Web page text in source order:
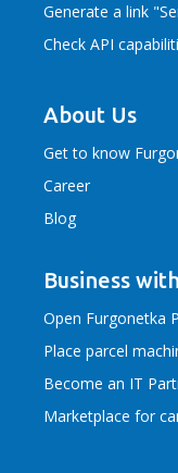
Generate a link
Check API
About Us
Get to know
Career
Blog
Business
Open Furgonetka
Place parcel
Become an IT
Marketplace for